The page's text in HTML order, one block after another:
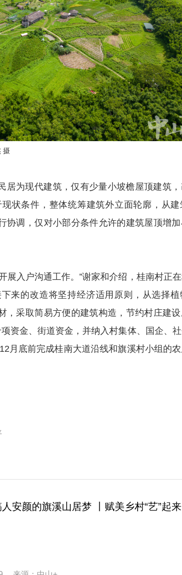
摄
居为现代建筑，仅有少量小坡檐屋顶建筑
状条件，整体统筹建筑外立面轮廓，从建
协调，仅对小部分条件允许的建筑屋顶增
展入户沟通工作。”谢家和介绍，桂南村正
来的改造将坚持经济适用原则，从选择
，采取简易方便的建筑构造，节约村庄建
资金、街道资金，并纳入村集体、国企、
月底前完成桂南大道沿线和旗溪村小组的
安颜的旗溪山居梦 丨赋美乡村“艺”起来